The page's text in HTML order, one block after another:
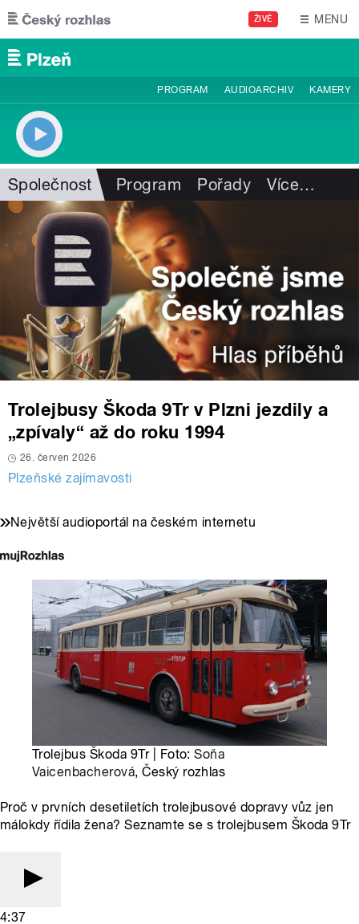
Přejít k hlavnímu obsahu
ŽIVĚ MENU
PROGRAM AUDIOARCHIV KAMERY
Společnost Program Pořady Více…
Trolejbusy Škoda 9Tr v Plzni jezdily a
„zpívaly“ až do roku 1994
26. červen 2026
Plzeňské zajímavosti
Největší audioportál na českém internetu
Trolejbus Škoda 9Tr | Foto:Soňa
Vaicenbacherová, Český rozhlas
Proč v prvních desetiletích trolejbusové dopravy vůz jen
málokdy řídila žena? Seznamte se s trolejbusem Škoda 9Tr
4:37